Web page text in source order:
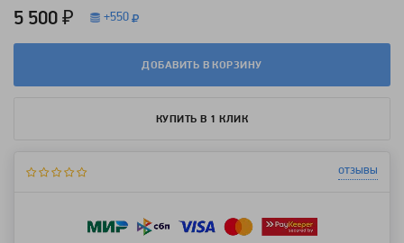
5 500 ₽ +550
ДОБАВИТЬ В КОРЗИНУ
КУПИТЬ В 1 КЛИК
отзывы